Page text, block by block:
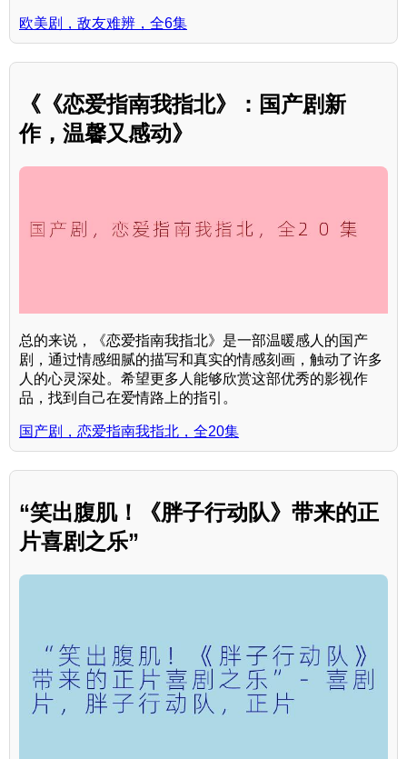
欧美剧，敌友难辨，全6集
《《恋爱指南我指北》：国产剧新
作，温馨又感动》
总的来说，《恋爱指南我指北》是一部温暖感人的国产
剧，通过情感细腻的描写和真实的情感刻画，触动了许多
人的心灵深处。希望更多人能够欣赏这部优秀的影视作
品，找到自己在爱情路上的指引。
国产剧，恋爱指南我指北，全20集
“笑出腹肌！《胖子行动队》带来的正
片喜剧之乐”